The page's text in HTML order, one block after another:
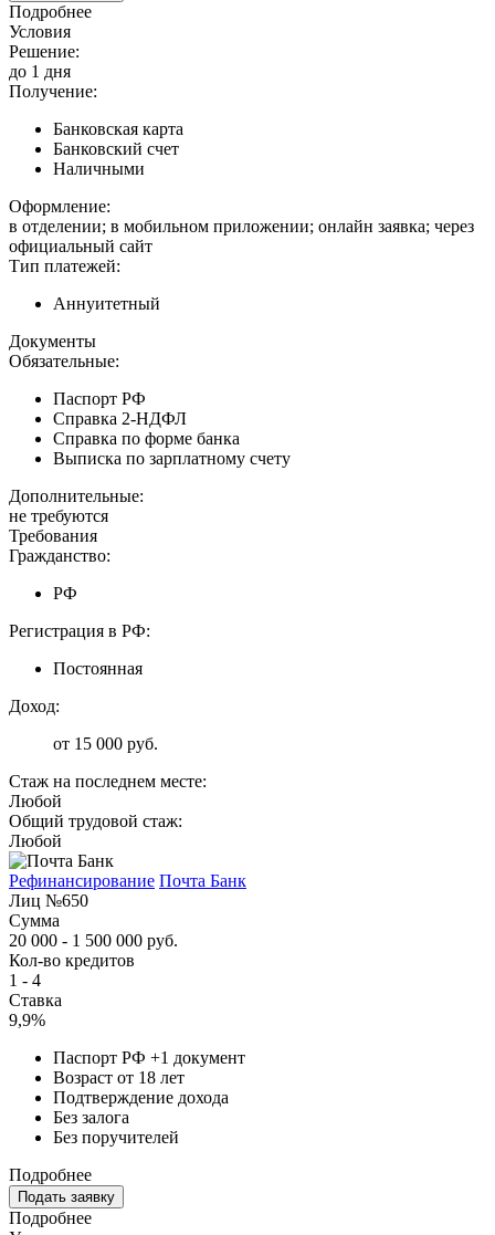
Подробнее
Условия
Решение:
до 1 дня
Получение:
Банковская карта
Банковский счет
Наличными
Оформление:
в отделении; в мобильном приложении; онлайн заявка; через
официальный сайт
Тип платежей:
Аннуитетный
Документы
Обязательные:
Паспорт РФ
Справка 2-НДФЛ
Справка по форме банка
Выписка по зарплатному счету
Дополнительные:
не требуются
Требования
Гражданство:
РФ
Регистрация в РФ:
Постоянная
Доход:
от 15 000 руб.
Стаж на последнем месте:
Любой
Общий трудовой стаж:
Любой
Рефинансирование Почта Банк
Лиц №650
Сумма
20 000 - 1 500 000 руб.
Кол-во кредитов
1 - 4
Ставка
9,9%
Паспорт РФ +1 документ
Возраст от 18 лет
Подтверждение дохода
Без залога
Без поручителей
Подробнее
Подать заявку
Подробнее